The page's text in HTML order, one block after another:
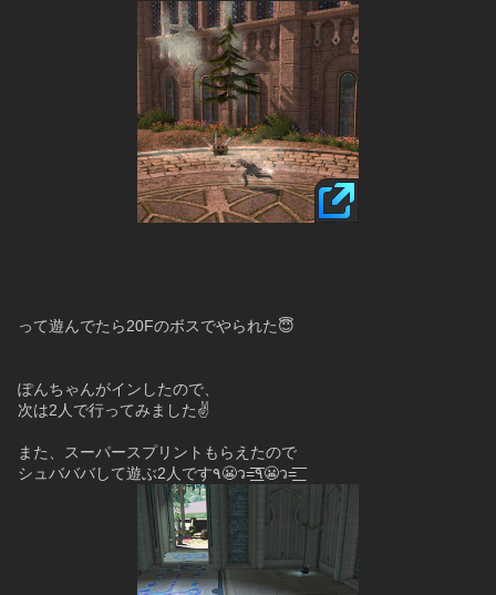
って遊んでたら20Fのボスでやられた😇
ぽんちゃんがインしたので、
次は2人で行ってみました✌
また、スーパースプリントもらえたので
シュバババして遊ぶ2人です٩😬ว=͟͟͞͞٩😬ว=͟͟͞͞